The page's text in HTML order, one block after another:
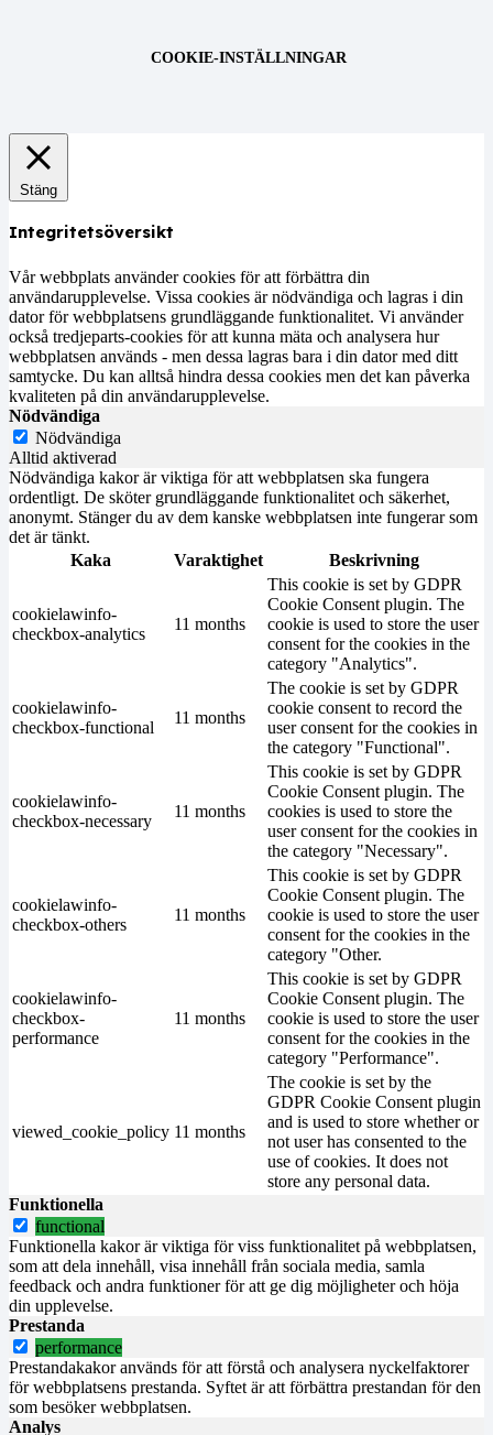
COOKIE-INSTÄLLNINGAR
Stäng
Integritetsöversikt
Vår webbplats använder cookies för att förbättra din
användarupplevelse. Vissa cookies är nödvändiga och lagras i din
dator för webbplatsens grundläggande funktionalitet. Vi använder
också tredjeparts-cookies för att kunna mäta och analysera hur
webbplatsen används - men dessa lagras bara i din dator med ditt
samtycke. Du kan alltså hindra dessa cookies men det kan påverka
kvaliteten på din användarupplevelse.
Nödvändiga
Nödvändiga
Alltid aktiverad
Nödvändiga kakor är viktiga för att webbplatsen ska fungera
ordentligt. De sköter grundläggande funktionalitet och säkerhet,
anonymt. Stänger du av dem kanske webbplatsen inte fungerar som
det är tänkt.
Kaka
Varaktighet Beskrivning
cookielawinfo-
checkbox-analytics
11 months
This cookie is set by GDPR
Cookie Consent plugin. The
cookie is used to store the user
consent for the cookies in the
category "Analytics".
cookielawinfo-
checkbox-functional
11 months
The cookie is set by GDPR
cookie consent to record the
user consent for the cookies in
the category "Functional".
cookielawinfo-
checkbox-necessary
11 months
This cookie is set by GDPR
Cookie Consent plugin. The
cookies is used to store the
user consent for the cookies in
the category "Necessary".
cookielawinfo-
checkbox-others
11 months
This cookie is set by GDPR
Cookie Consent plugin. The
cookie is used to store the user
consent for the cookies in the
category "Other.
cookielawinfo-
checkbox-
performance
11 months
This cookie is set by GDPR
Cookie Consent plugin. The
cookie is used to store the user
consent for the cookies in the
category "Performance".
viewed_cookie_policy 11 months
The cookie is set by the
GDPR Cookie Consent plugin
and is used to store whether or
not user has consented to the
use of cookies. It does not
store any personal data.
Funktionella
functional
Funktionella kakor är viktiga för viss funktionalitet på webbplatsen,
som att dela innehåll, visa innehåll från sociala media, samla
feedback och andra funktioner för att ge dig möjligheter och höja
din upplevelse.
Prestanda
performance
Prestandakakor används för att förstå och analysera nyckelfaktorer
för webbplatsens prestanda. Syftet är att förbättra prestandan för den
som besöker webbplatsen.
Analys